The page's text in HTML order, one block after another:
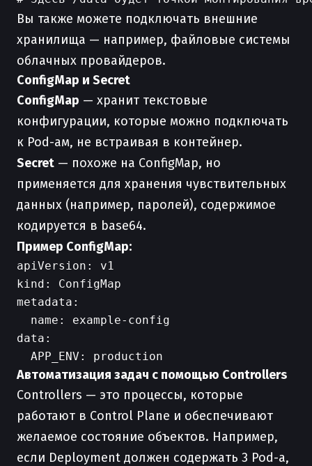
Вы также можете подключать внешние
хранилища — например, файловые системы
облачных провайдеров.
ConfigMap и Secret
ConfigMap — хранит текстовые
конфигурации, которые можно подключать
к Pod-ам, не встраивая в контейнер.
Secret — похоже на ConfigMap, но
применяется для хранения чувствительных
данных (например, паролей), содержимое
кодируется в base64.
Пример ConfigMap:
apiVersion: v1
kind: ConfigMap
metadata:
  name: example-config
data:
Автоматизация задач с помощью Controllers
Controllers — это процессы, которые
работают в Control Plane и обеспечивают
желаемое состояние объектов. Например,
если Deployment должен содержать 3 Pod-а,